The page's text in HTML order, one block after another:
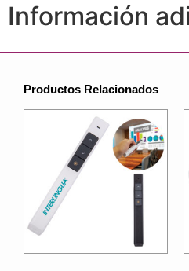
Información
Productos Relacionados